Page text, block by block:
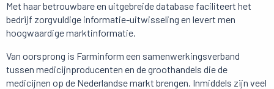
Met haar betrouwbare en uitgebreide database faciliteert het
bedrijf zorgvuldige informatie-uitwisseling en levert men
hoogwaardige marktinformatie.
Van oorsprong is Farminform een samenwerkingsverband
tussen medicijnproducenten en de groothandels die de
medicijnen op de Nederlandse markt brengen. Inmiddels zijn veel